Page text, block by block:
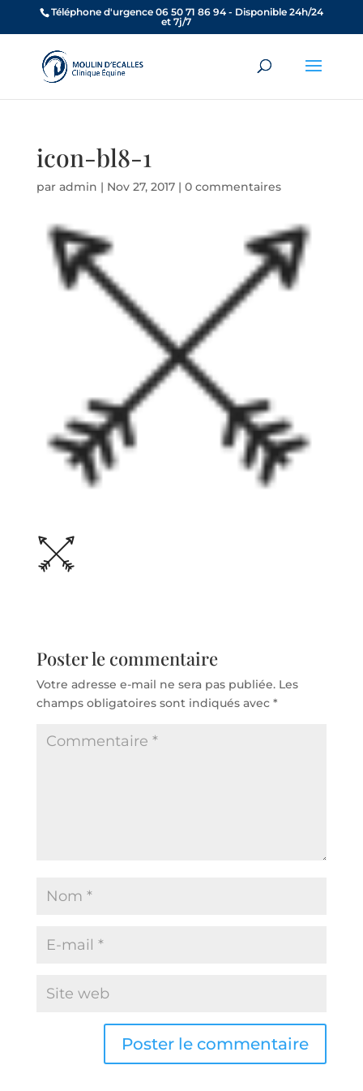
Téléphone d'urgence 06 50 71 86 94 - Disponible 24h/24
et 7j/7
icon-bl8-1
par admin | Nov 27, 2017| 0 commentaires
Poster le commentaire
Votre adresse e-mail ne sera pas publiée. Les
champs obligatoires sont indiqués avec *